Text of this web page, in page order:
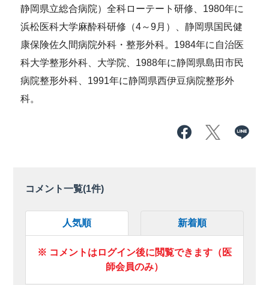
静岡県立総合病院）全科ローテート研修、1980年に
浜松医科大学麻酔科研修（4～9月）、静岡県国民健
康保険佐久間病院外科・整形外科。1984年に自治医
科大学整形外科、大学院、1988年に静岡県島田市民
病院整形外科、1991年に静岡県西伊豆病院整形外
科。
コメント一覧(1件)
人気順 新着順
※ コメントはログイン後に閲覧できます（医
師会員のみ）